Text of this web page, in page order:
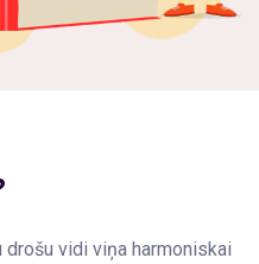
vidi viņa harmoniskai